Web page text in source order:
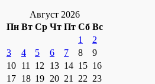
Август 2026
Пн Вт Ср Чт Пт Сб Вс
1
2
3
4 5 6 7 8
9
10 11 12 13 14 15 16
17 18 19 20 21 22 23